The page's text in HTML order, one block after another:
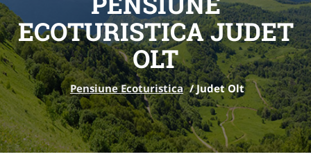
ECOTURISTICA JUDET
OLT
Pensiune Ecoturistica /Judet Olt